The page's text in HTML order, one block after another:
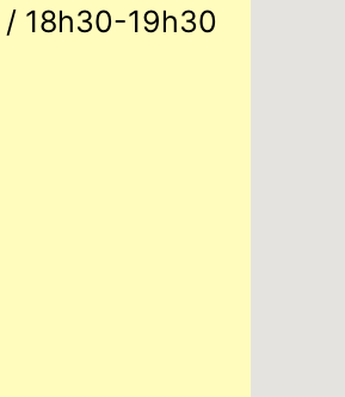
18h30-19h30